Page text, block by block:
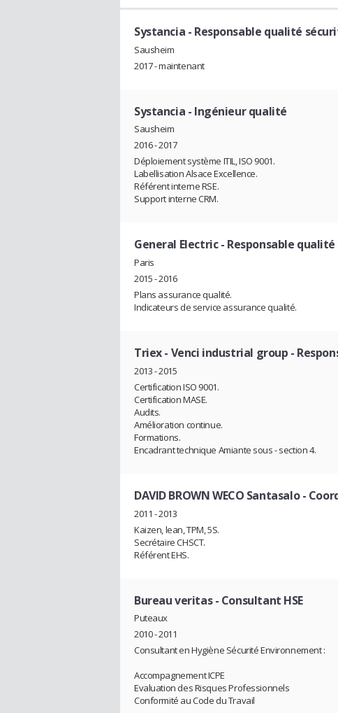
Systancia - Responsable qualité
Sausheim
2017 - maintenant
Systancia - Ingénieur qualité
Sausheim
2016 - 2017
Déploiement système ITIL, ISO 9001.
Labellisation Alsace Excellence.
Référent interne RSE.
Support interne CRM.
General Electric- Responsable
Paris
2015 - 2016
Plans assurance qualité.
Indicateurs de service assurance qualité.
Triex - Venci industrial group -
2013 - 2015
Certification ISO 9001.
Certification MASE.
Audits.
Amélioration continue.
Formations.
Encadrant technique Amiante sous - section 4.
DAVID BROWN WECO Santasalo-
2011 - 2013
Kaizen, lean, TPM, 5S.
Secrétaire CHSCT.
Référent EHS.
Bureau veritas- Consultant HSE
Puteaux
2010 - 2011
Consultant en Hygiène Sécurité Environnement :
Accompagnement ICPE
Evaluation des Risques Professionnels
Conformité au Code du Travail